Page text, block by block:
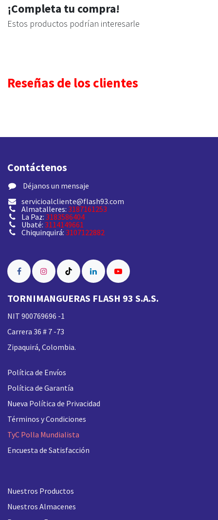
¡Completa tu compra!
Estos productos podrían interesarle
Reseñas de los clientes
Contáctenos
​ Déjanos un mensaje
servicioalcliente@flash93.com
Almatalleres: 3187161253
La Paz: 3183586404
Ubaté: 3114149661
Chiquinquirá: 3107122882
TORNIMANGUERAS FLASH 93 S.A.S.
NIT 900769696 -1
Carrera 36 # 7 -73
Zipaquirá, Colombia.
Política de Envíos
Política de Garantía
Nueva Política de Privacidad
Términos y Condiciones
TyC Polla Mundialista
Encuesta de Satisfacción
Nuestros Productos
Nuestros Almacenes